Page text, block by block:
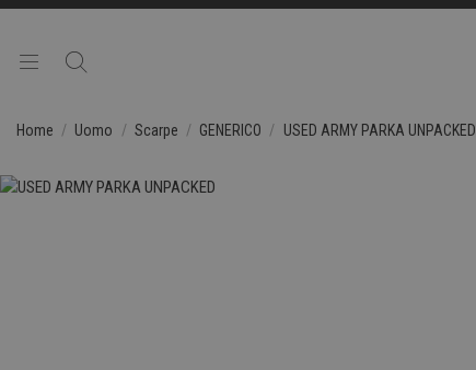
Home Uomo Scarpe GENERICO USED ARMY PARKA UNPACKED